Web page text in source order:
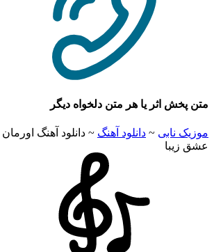
متن پخش اثر یا هر متن دلخواه دیگر
موزیک نابی ~ دانلود آهنگ ~ دانلود آهنگ
عشق زیبا